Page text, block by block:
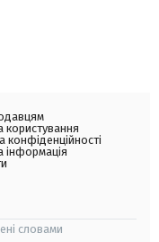
користування
конфіденційності
інформація
словами